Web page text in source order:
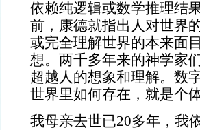
依赖纯逻辑或数学推理结
前，康德就指出人对世界
或完全理解世界的本来面
想。两千多年来的神学家
超越人的想象和理解。数
世界里如何存在，就是个体
我母亲去世已20多年，我